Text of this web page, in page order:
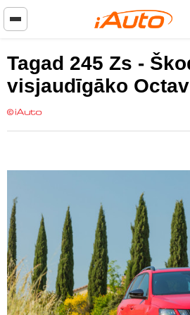
Tagad 245 Zs -
visjaudīgāko